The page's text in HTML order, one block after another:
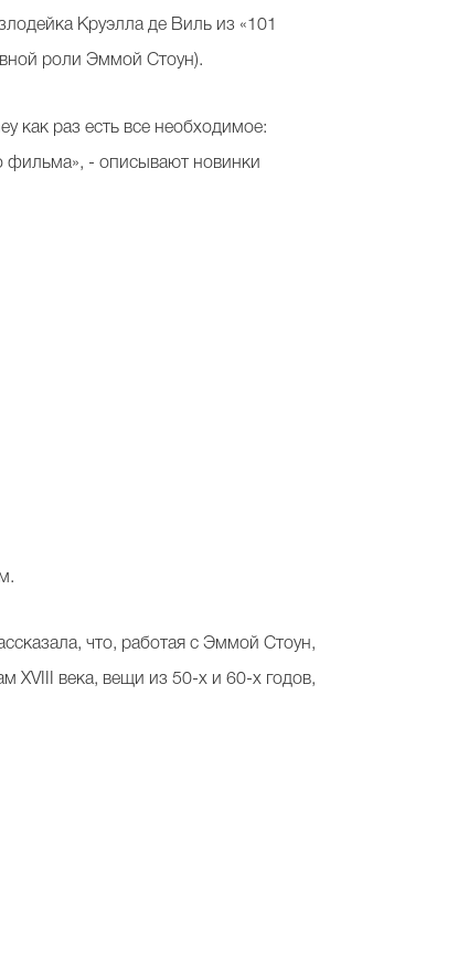
Круэлла де Виль из «101
роли Эммой Стоун).
как раз есть все необходимое:
фильма», - описывают новинки
что, работая с Эммой Стоун,
XVIII века, вещи из 50-х и 60-х годов,